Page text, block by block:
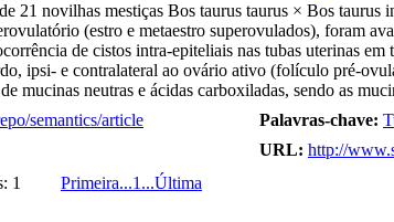
21 novilhas mestiças Bos taurus taurus × Bos
(estro e metaestro superovulados), foram
de cistos intra-epiteliais nas tubas uterinas
ipsi- e contralateral ao ovário ativo (folículo pré-
mucinas neutras e ácidas carboxiladas, sendo as
semantics/article Palavras-chave:
URL: http://
1
Primeira...1 ...Última